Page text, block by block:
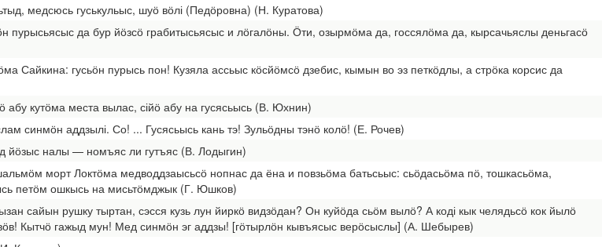
медсюсь гуськульыс, шуӧ вӧлі (Педӧровна) (Н. Куратова)
пурысьясыс да бур йӧзсӧ грабитысьясыс и лӧгалӧны. Ӧти, озырмӧма да, госсялӧма да, кырсачьяслы деньгасӧ
Сайкина: гусьӧн пурысь пон! Кузяла ассьыс кӧсйӧмсӧ дзебис, кымын во эз петкӧдлы, а стрӧка корсис да
кутӧма места вылас, сійӧ абу на гусясьысь (В. Юхнин)
синмӧн аддзылі. Со! ... Гусясьысь кань тэ! Зульӧдны тэнӧ колӧ! (Е. Рочев)
йӧзыс налы — номъяс ли гутъяс (В. Лодыгин)
морт Локтӧма медводдзаысьсӧ нопнас да ёна и повзьӧма батьсьыс: сьӧдасьӧма пӧ, тошкасьӧма,
петӧм ошкысь на мисьтӧмджык (Г. Юшков)
сайын рушку тыртан, сэсся кузь лун йиркӧ видзӧдан? Он куйӧда сьӧм вылӧ? А коді кык челядьсӧ кок йылӧ
Кытчӧ гажыд мун! Мед синмӧн эг аддзы! [гӧтырлӧн кывъясыс верӧсыслы] (А. Шебырев)